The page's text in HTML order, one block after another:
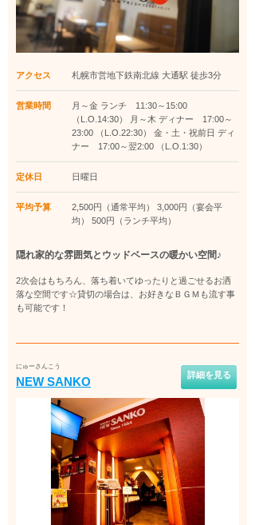
アクセス 札幌市営地下鉄南北線 大通駅 徒歩3分
営業時間
月～金 ランチ 11:30～15:00
（L.O.14:30） 月～木 ディナー 17:00～
23:00 （L.O.22:30） 金・土・祝前日 ディ
ナー 17:00～翌2:00 （L.O.1:30）
定休日 日曜日
平均予算
2,500円（通常平均） 3,000円（宴会平
均） 500円（ランチ平均）
隠れ家的な雰囲気とウッドベースの暖かい空間♪
2次会はもちろん、落ち着いてゆったりと過ごせるお洒
落な空間です☆貸切の場合は、お好きなＢＧＭも流す事
も可能です！
にゅーさんこう
NEW SANKO 詳細を見る